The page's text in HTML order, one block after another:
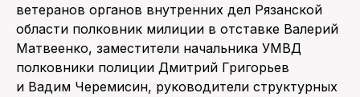
ветеранов органов внутренних дел Рязанской
области полковник милиции в отставке Валерий
Матвеенко, заместители начальника УМВД
полковники полиции Дмитрий Григорьев
и Вадим Черемисин, руководители структурных